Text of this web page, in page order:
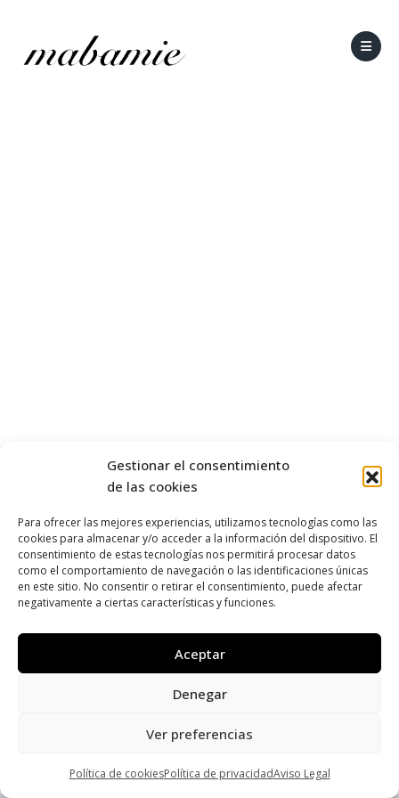
Gestionar el consentimiento
de las cookies
Para ofrecer las mejores experiencias, utilizamos tecnologías como las
cookies para almacenar y/o acceder a la información del dispositivo. El
consentimiento de estas tecnologías nos permitirá procesar datos
como el comportamiento de navegación o las identificaciones únicas
en este sitio. No consentir o retirar el consentimiento, puede afectar
negativamente a ciertas características y funciones.
Aceptar
Denegar
Ver preferencias
Política de cookiesPolítica de privacidadAviso Legal